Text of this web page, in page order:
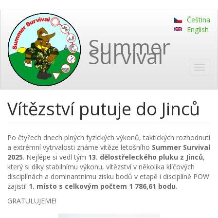
hlavnímu
obsahu
Summer
Survival
Čeština
English
Vítězství putuje do Jinců
Po čtyřech dnech plných fyzických výkonů, taktických rozhodnutí
a extrémní vytrvalosti známe vítěze letošního Summer Survival
2025. Nejlépe si vedl tým 13. dělostřeleckého pluku z Jinců,
který si díky stabilnímu výkonu, vítězství v několika klíčových
disciplínách a dominantnímu zisku bodů v etapě i disciplíně POW
zajistil 1. místo s celkovým počtem 1 786,61 bodu.
GRATULUJEME!